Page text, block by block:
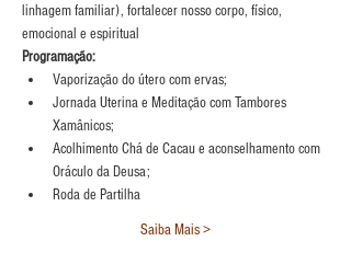
linhagem familiar), fortalecer nosso corpo, físico,
emocional e espiritual
Programação:
Vaporização do útero com ervas;
Jornada Uterina e Meditação com Tambores
Xamânicos;
Acolhimento Chá de Cacau e aconselhamento com
Oráculo da Deusa;
Roda de Partilha
Saiba Mais >